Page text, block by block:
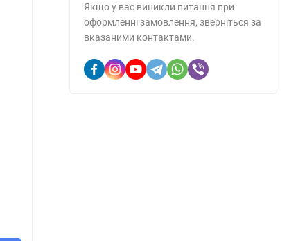
Якщо у вас виникли питання при
оформленні замовлення, зверніться за
вказаними контактами.